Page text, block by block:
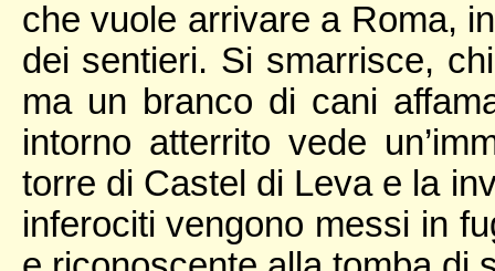
che vuole arrivare a Roma,
dei sentieri. Si smarrisce,
ma un branco di cani
intorno atterrito vede
torre di Castel di Leva e la
inferociti vengono messi in